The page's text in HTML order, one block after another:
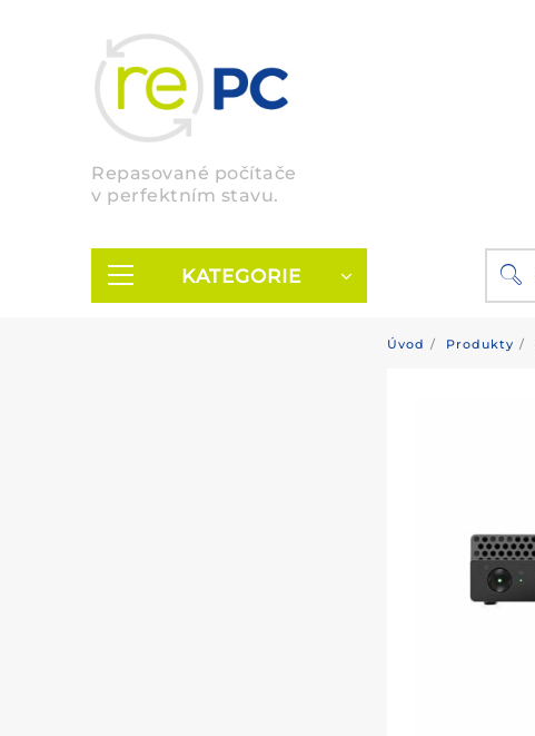
Repasované počítače
v perfektním stavu.
KATEGORIE
Úvod Produkty